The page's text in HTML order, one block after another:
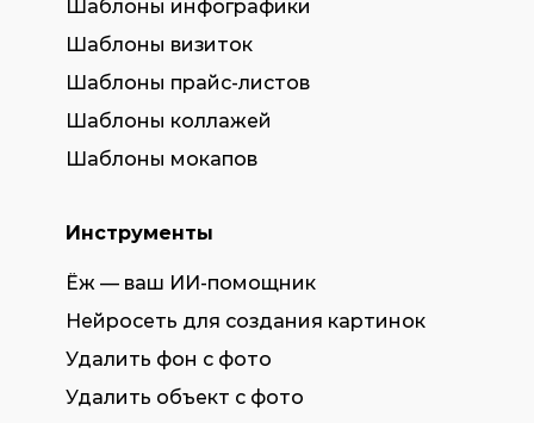
Шаблоны инфографики
Шаблоны визиток
Шаблоны прайс-листов
Шаблоны коллажей
Шаблоны мокапов
Инструменты
Ёж — ваш ИИ-помощник
Нейросеть для создания картинок
Удалить фон с фото
Удалить объект с фото